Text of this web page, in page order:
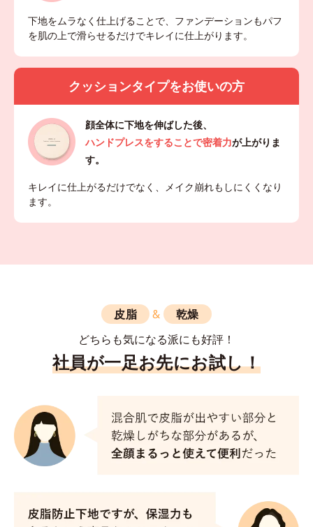
下地をムラなく仕上げることで、ファンデーションもパフ
を肌の上で滑らせるだけでキレイに仕上がります。
クッションタイプをお使いの方
顔全体に下地を伸ばした後、
ハンドプレスをすることで密着力が上がりま
す。
キレイに仕上がるだけでなく、メイク崩れもしにくくなり
ます。
皮脂 &
乾燥
どちらも気になる派にも好評！
社員が一足お先にお試し！